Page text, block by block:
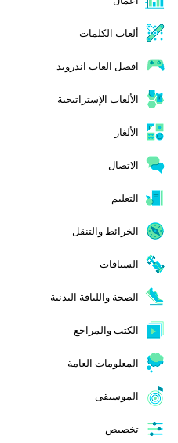
ألعاب الكلمات
افضل العاب اندرويد
الألعاب الإستراتيجية
الألغاز
الاتصال
التعليم
الخرائط والتنقل
السباقات
الصحة واللياقة البدنية
الكتب والمراجع
المعلومات العامة
الموسيقى
تخصيص